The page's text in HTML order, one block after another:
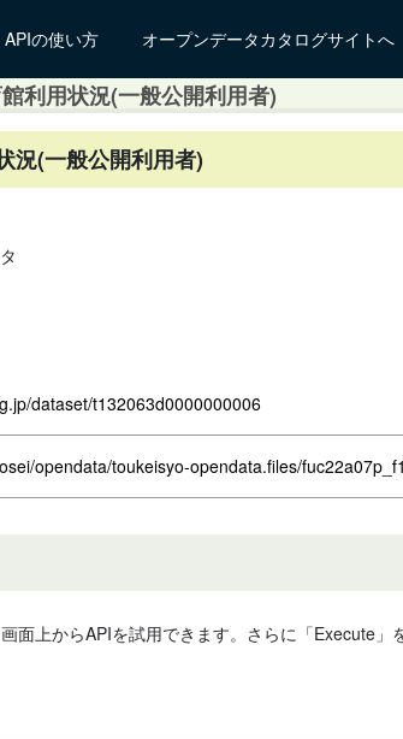
APIの使い方 オープンデータカタログサイトへ
利用状況(一般公開利用者)
況(一般公開利用者)
dataset/t132063d0000000006
opendata/toukeisyo-opendata.files/
上からAPIを試用できます。さらに「Execute」